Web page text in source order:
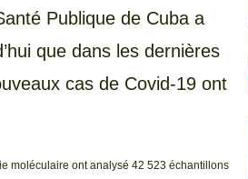
Publique de Cuba a
que dans les dernières
cas de Covid-19 ont
moléculaire ont analysé 42 523 échantillons